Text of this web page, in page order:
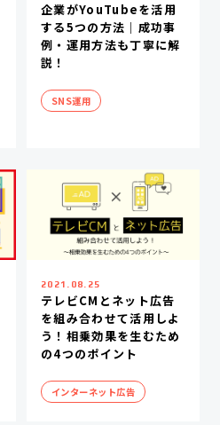
企業がYouTubeを活用
する5つの方法｜成功事
例・運用方法も丁寧に解
説！
SNS運用
2021.08.25
テレビCMとネット広告
を組み合わせて活用しよ
う！相乗効果を生むため
の4つのポイント
インターネット広告